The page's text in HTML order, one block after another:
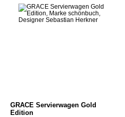
GRACE Servierwagen Gold
Edition